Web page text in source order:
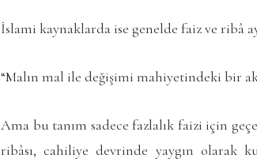
İslami kaynaklarda ise genelde faiz ve ribâ
“Malın mal ile değişimi mahiyetindeki bir
Ama bu tanım sadece fazlalık faizi için
ribâsı, cahiliye devrinde yaygın